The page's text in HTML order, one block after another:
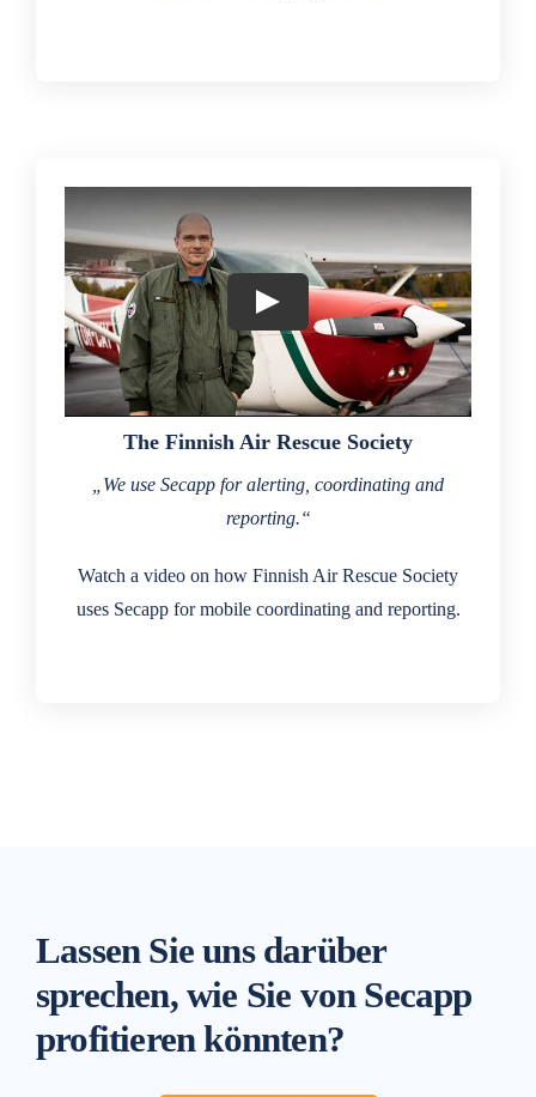
The Finnish Air Rescue Society
„We use Secapp for alerting, coordinating and
reporting.“
Watch a video on how Finnish Air Rescue Society
uses Secapp for mobile coordinating and reporting.
Lassen Sie uns darüber
sprechen, wie Sie von Secapp
profitieren könnten?